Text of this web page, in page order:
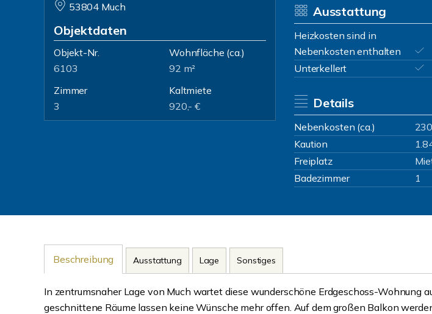
53804 Much
Objektdaten
Objekt-Nr.
6103
Wohnfläche (ca.)
92 m²
Zimmer
3
Kaltmiete
920,- €
Ausstattung
Heizkosten sind in
Nebenkosten enthalten
Unterkellert
Details
Nebenkosten (ca.)
Kaution
Freiplatz
Badezimmer
1
Beschreibung Ausstattung Lage Sonstiges
In zentrumsnaher Lage von Much wartet diese wunderschöne Erdgeschoss-Wohnung
geschnittene Räume lassen keine Wünsche mehr offen. Auf dem großen Balkon